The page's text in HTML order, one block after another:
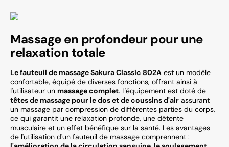
Massage en profondeur pour une
relaxation totale
Le fauteuil de massage Sakura Classic 802A est un modèle
confortable, équipé de diverses fonctions, offrant ainsi à
l'utilisateur un massage complet. L'équipement est doté de
têtes de massage pour le dos et de coussins d'air assurant
un massage par compression de différentes parties du corps,
ce qui garantit une relaxation profonde, une détente
musculaire et un effet bénéfique sur la santé. Les avantages
de l'utilisation d'un fauteuil de massage comprennent :